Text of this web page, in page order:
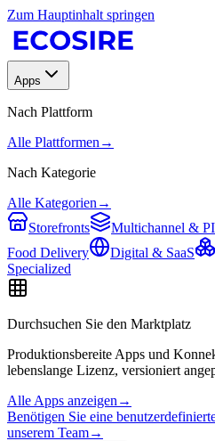
Zum Hauptinhalt springen
Apps
Nach Plattform
Alle Plattformen →
Nach Kategorie
Alle Kategorien →
Storefronts
Multichannel &
Food Delivery
Digital & SaaS
Specialized
Durchsuchen Sie den Marktplatz
Produktionsbereite Apps und
lebenslange Lizenz, versioniert
Alle Apps anzeigen →
Benötigen Sie eine
unserem Team→